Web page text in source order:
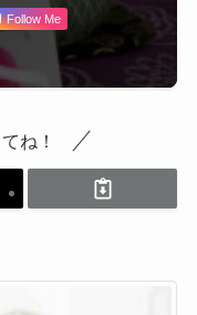
Follow Me
ね！